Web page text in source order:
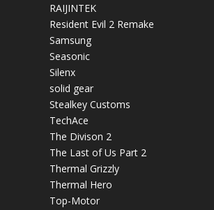
RAIJINTEK
Resident Evil 2 Remake
Samsung
Seasonic
Silenx
solid gear
Stealkey Customs
TechAce
The Divison 2
The Last of Us Part 2
Thermal Grizzly
Thermal Hero
Top-Motor